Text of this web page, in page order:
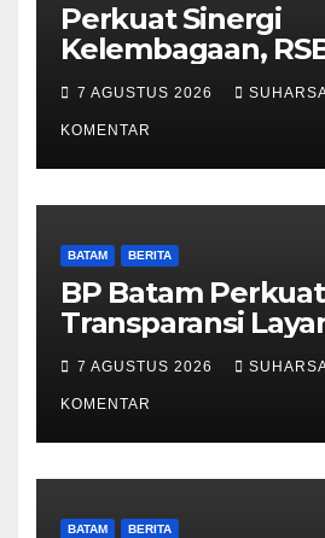
Perkuat Sinergi
Kelembagaan,
dan BPOM
Pelayanan dan
Obat Aman
7 AGUSTUS 2026
KOMENTAR
BATAM BERITA
BP Batam Perkuat
Transparansi
Pertanahan,
Reguler Segera
LMS
7 AGUSTUS 2026
KOMENTAR
BATAM BERITA